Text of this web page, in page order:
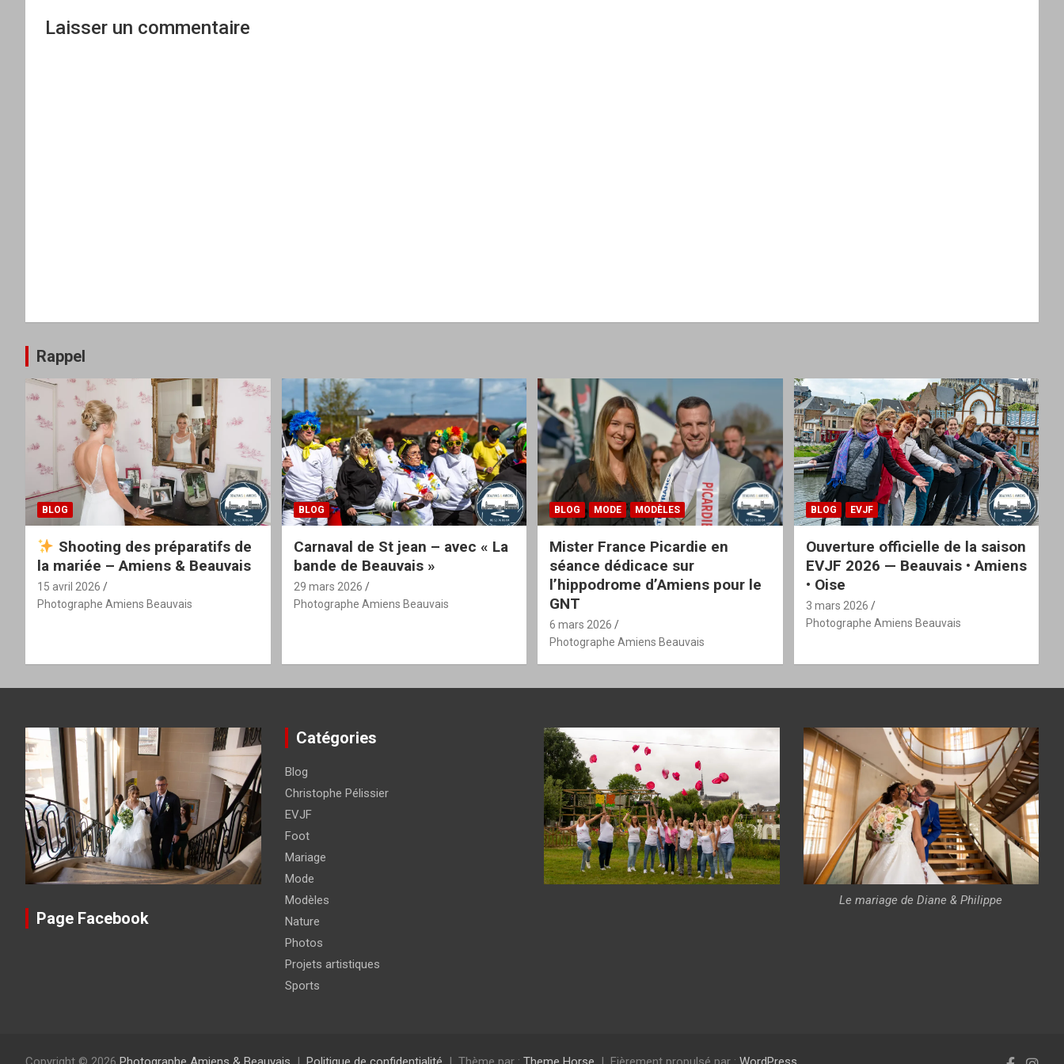
Laisser un commentaire
Rappel
BLOG
Shooting des préparatifs de
la mariée – Amiens & Beauvais
15 avril 2026
Photographe Amiens Beauvais
BLOG
Carnaval de St jean – avec « La
bande de Beauvais »
29 mars 2026
Photographe Amiens Beauvais
BLOG MODE MODÈLES
Mister France Picardie en
séance dédicace sur
l’hippodrome d’Amiens pour le
GNT
6 mars 2026
Photographe Amiens Beauvais
BLOG EVJF
Ouverture officielle de la saison
EVJF 2026 — Beauvais • Amiens
• Oise
3 mars 2026
Photographe Amiens Beauvais
Page Facebook
Catégories
Blog
Christophe Pélissier
EVJF
Foot
Mariage
Mode
Modèles
Nature
Photos
Projets artistiques
Sports
Le mariage de Diane & Philippe